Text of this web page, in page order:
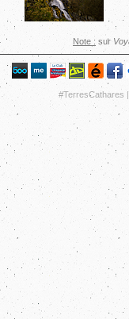
Note : sur
#TerresCathares